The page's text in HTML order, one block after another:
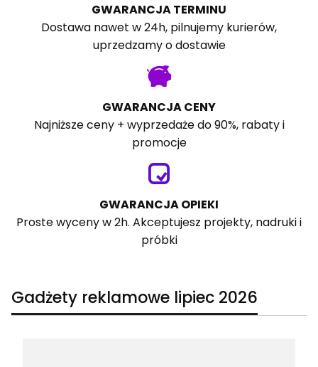
GWARANCJA TERMINU
Dostawa nawet w 24h, pilnujemy kurierów,
uprzedzamy o dostawie
GWARANCJA CENY
Najniższe ceny + wyprzedaże do 90%, rabaty i
promocje
GWARANCJA OPIEKI
Proste wyceny w 2h. Akceptujesz projekty, nadruki i
próbki
Gadżety reklamowe lipiec 2026